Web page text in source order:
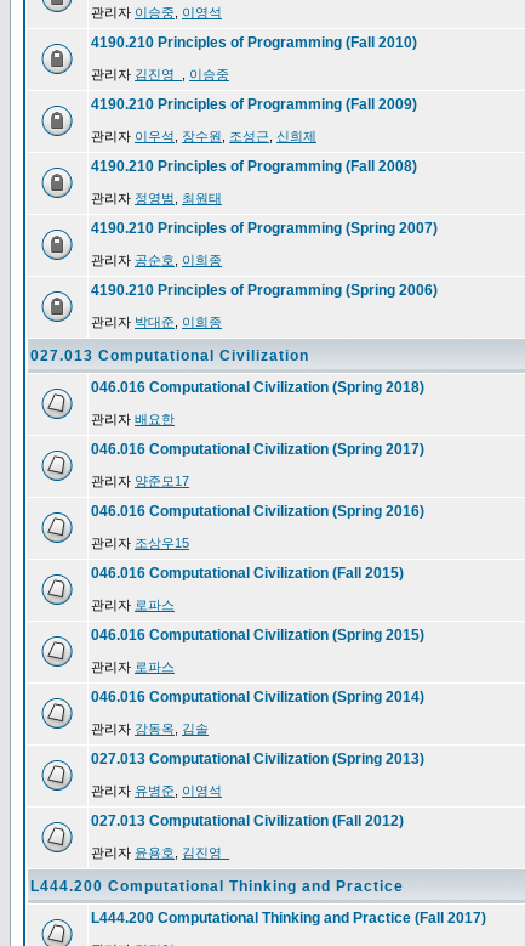
관리자 이승중 이영석
4190.210 Principles of Programming (Fall 2010)
관리자 김진영_ 이승중
4190.210 Principles of Programming (Fall 2009)
관리자 이우석 장수원 조성근 신희제
4190.210 Principles of Programming (Fall 2008)
관리자 정영범 최원태
4190.210 Principles of Programming (Spring 2007)
관리자 공순호 이희종
4190.210 Principles of Programming (Spring 2006)
관리자 박대준 이희종
027.013 Computational Civilization
046.016 Computational Civilization (Spring 2018)
관리자 배요한
046.016 Computational Civilization (Spring 2017)
관리자 양준모17
046.016 Computational Civilization (Spring 2016)
관리자 조상우15
046.016 Computational Civilization (Fall 2015)
관리자 로파스
046.016 Computational Civilization (Spring 2015)
관리자 로파스
046.016 Computational Civilization (Spring 2014)
관리자 강동옥 김솔
027.013 Computational Civilization (Spring 2013)
관리자 유병준 이영석
027.013 Computational Civilization (Fall 2012)
관리자 윤용호 김진영_
L444.200 Computational Thinking and Practice
L444.200 Computational Thinking and Practice (Fall 2017)